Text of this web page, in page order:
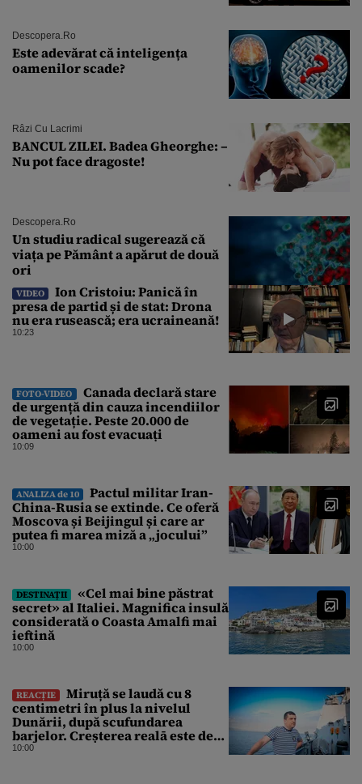
Descopera.ro
Este adevărat că inteligența
oamenilor scade?
Râzi Cu Lacrimi
BANCUL ZILEI. Badea Gheorghe: –
Nu pot face dragoste!
Descopera.ro
Un studiu radical sugerează că
viața pe Pământ a apărut de două
ori
VIDEO
Ion Cristoiu: Panică în
presa de partid și de stat: Drona
nu era rusească; era ucraineană!
10:23
FOTO-VIDEO
Canada declară stare
de urgență din cauza incendiilor
de vegetație. Peste 20.000 de
oameni au fost evacuați
10:09
ANALIZA de 10
Pactul militar Iran-
China-Rusia se extinde. Ce oferă
Moscova și Beijingul și care ar
putea fi marea miză a „jocului”
10:00
DESTINAȚII
«Cel mai bine păstrat
secret» al Italiei. Magnifica insulă
considerată o Coasta Amalfi mai
ieftină
10:00
REACȚIE
Miruță se laudă cu 8
centimetri în plus la nivelul
Dunării, după scufundarea
barjelor. Creșterea realā este de
doar 4 centimetri
10:00